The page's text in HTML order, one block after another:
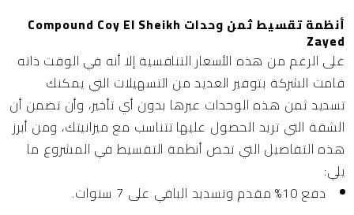
أنظمة تقسيط ثمن وحدات Compound Coy El Sheikh
Zayed
على الرغم من هذه الأسعار التنافسية إلا أنه في الوقت ذاته
قامت الشركة بتوفير العديد من التسهيلات التي يمكنك
تسديد ثمن هذه الوحدات عبرها بدون أي تأخير، وأن تضمن أن
الشقة التي تريد الحصول عليها تتناسب مع ميزانيتك، ومن أبرز
هذه التفاصيل التي تخص أنظمة التقسيط في المشروع ما
يلي:
دفع 10% مقدم وتسديد الباقي على 7 سنوات.